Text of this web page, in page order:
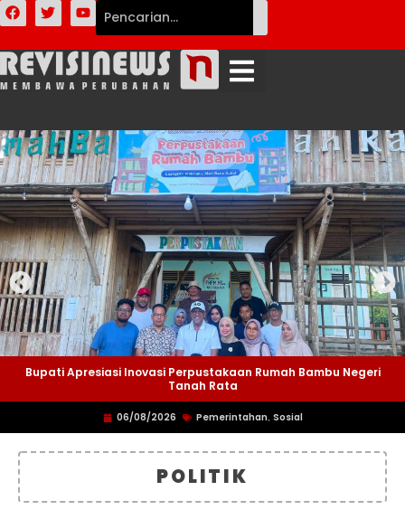
Bupati Apresiasi Inovasi Perpustakaan Rumah Bambu Negeri
Tanah Rata
06/08/2026 Pemerintahan, Sosial
POLITIK